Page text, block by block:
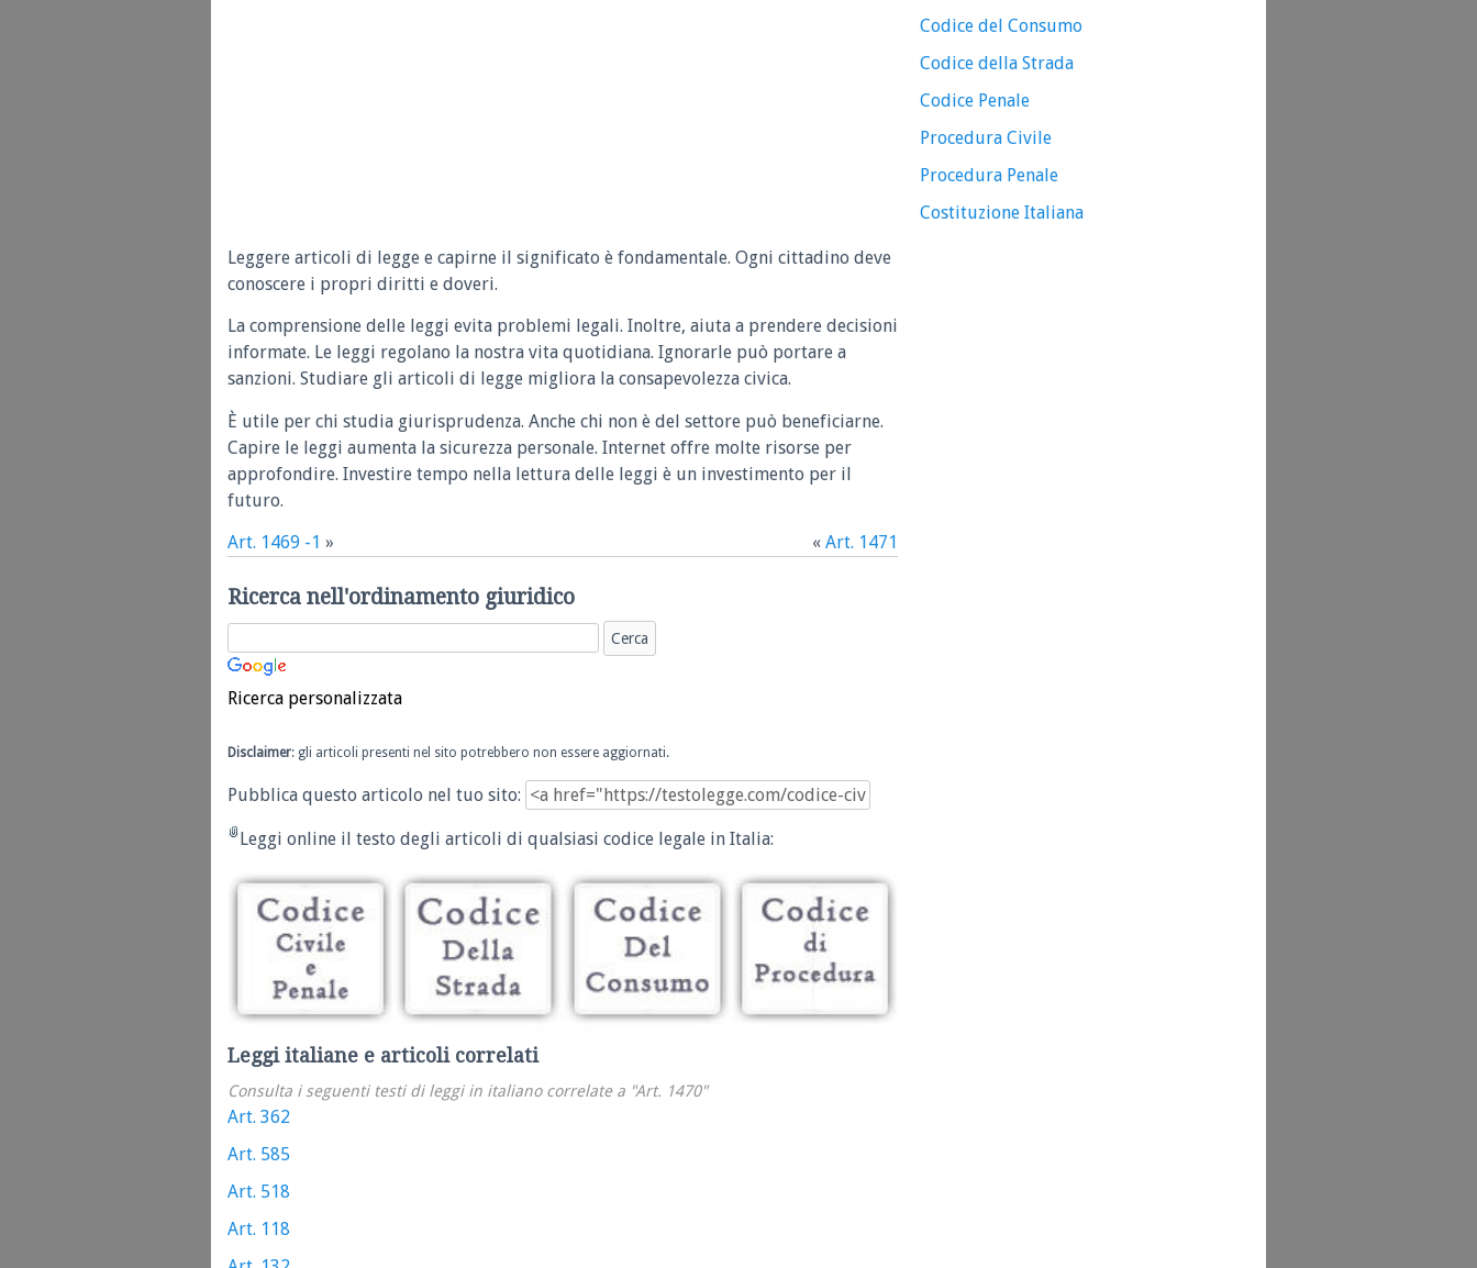
Leggere articoli di legge e capirne il significato è fondamentale. Ogni cittadino deve
conoscere i propri diritti e doveri.
La comprensione delle leggi evita problemi legali. Inoltre, aiuta a prendere decisioni
informate. Le leggi regolano la nostra vita quotidiana. Ignorarle può portare a
sanzioni. Studiare gli articoli di legge migliora la consapevolezza civica.
È utile per chi studia giurisprudenza. Anche chi non è del settore può beneficiarne.
Capire le leggi aumenta la sicurezza personale. Internet offre molte risorse per
approfondire. Investire tempo nella lettura delle leggi è un investimento per il
futuro.
Art. 1469 -1 » « Art. 1471
Ricerca nell'ordinamento giuridico
Ricerca personalizzata
Disclaimer: gli articoli presenti nel sito potrebbero non essere aggiornati.
Pubblica questo articolo nel tuo sito:
Leggi online il testo degli articoli di qualsiasi codice legale in Italia:
Leggi italiane e articoli correlati
Consulta i seguenti testi di leggi in italiano correlate a "Art. 1470"
Art. 362
Art. 585
Art. 518
Art. 118
Codice del Consumo
Codice della Strada
Codice Penale
Procedura Civile
Procedura Penale
Costituzione Italiana